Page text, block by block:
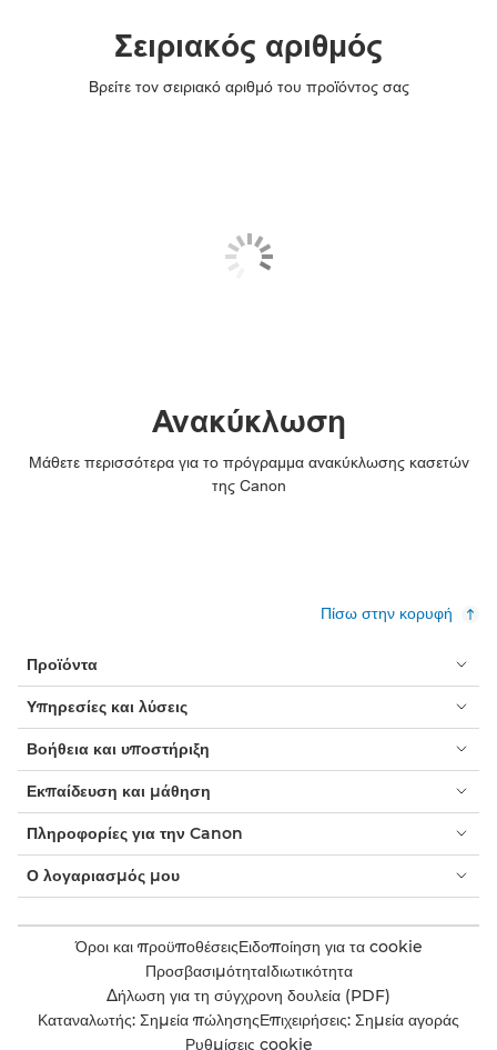
Σειριακός αριθμός
Βρείτε τον σειριακό αριθμό του προϊόντος σας
Ανακύκλωση
Μάθετε περισσότερα για το πρόγραμμα ανακύκλωσης κασετών
της Canon
Πίσω στην κορυφή
Προϊόντα
Υπηρεσίες και λύσεις
Βοήθεια και υποστήριξη
Εκπαίδευση και μάθηση
Πληροφορίες για την Canon
Ο λογαριασμός μου
Όροι και προϋποθέσειςΕιδοποίηση για τα cookie
ΠροσβασιμότηταΙδιωτικότητα
Δήλωση για τη σύγχρονη δουλεία (PDF)
Καταναλωτής: Σημεία πώλησηςΕπιχειρήσεις: Σημεία αγοράς
Ρυθμίσεις cookie